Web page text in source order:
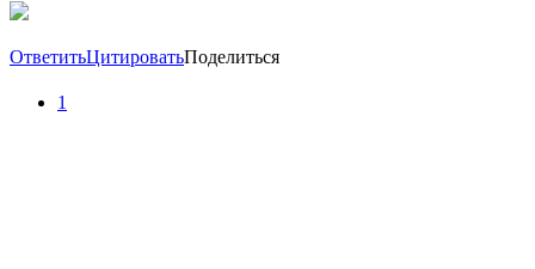
ОтветитьЦитироватьПоделиться
1